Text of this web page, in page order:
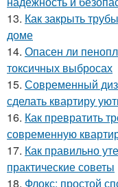
13. Как закрыть
доме
14. Опасен ли
токсичных выбросах
15. Современный
сделать квартиру
16. Как превратить
современную
17. Как правильно
практические советы
18. Флокс: простой